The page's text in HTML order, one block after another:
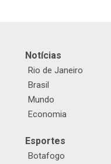
Notícias
Rio de Janeiro
Brasil
Mundo
Economia
Esportes
Botafogo